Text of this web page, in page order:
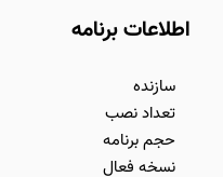
اطلاعات برنامه
سازنده
تعداد نصب
حجم برنامه
نسخه فعال